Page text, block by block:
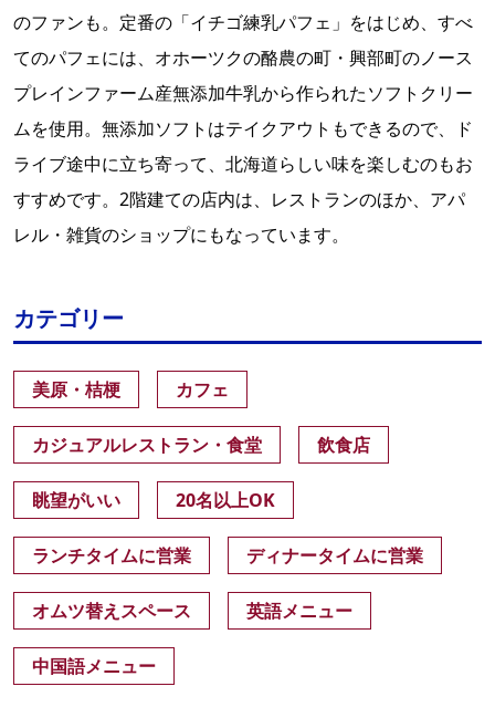
のファンも。定番の「イチゴ練乳パフェ」をはじめ、すべ
てのパフェには、オホーツクの酪農の町・興部町のノース
プレインファーム産無添加牛乳から作られたソフトクリー
ムを使用。無添加ソフトはテイクアウトもできるので、ド
ライブ途中に立ち寄って、北海道らしい味を楽しむのもお
すすめです。2階建ての店内は、レストランのほか、アパ
レル・雑貨のショップにもなっています。
カテゴリー
美原・桔梗 カフェ
カジュアルレストラン・食堂 飲食店
眺望がいい 20名以上OK
ランチタイムに営業 ディナータイムに営業
オムツ替えスペース 英語メニュー
中国語メニュー